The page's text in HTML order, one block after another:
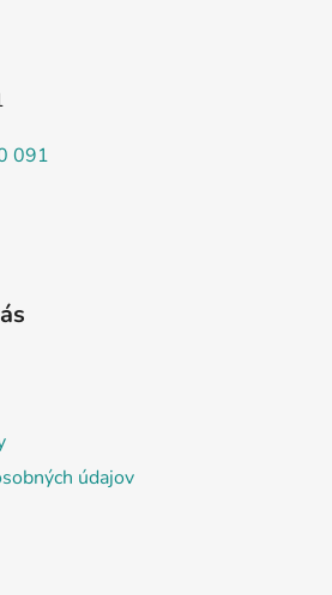
091
údajov